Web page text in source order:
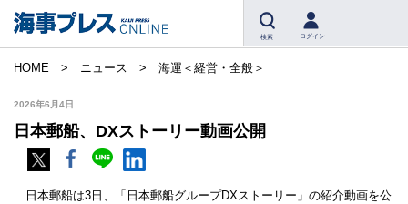
検索 ログイン
HOME ニュース 海運＜経営・全般＞
2026年6月4日
日本郵船、DXストーリー動画公開
日本郵船は3日、「日本郵船グループDXストーリー」の紹介動画を公